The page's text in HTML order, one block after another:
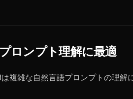
ロンプト理解に最適
複雑な自然言語プロンプトの理解